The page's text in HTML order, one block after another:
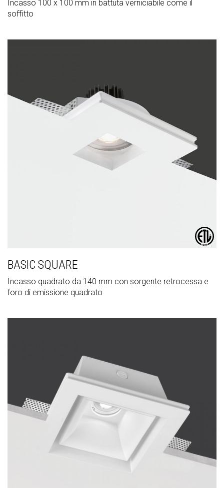
Incasso 100 x 100 mm in battuta verniciabile come il
soffitto
BASIC SQUARE
Incasso quadrato da 140 mm con sorgente retrocessa e
foro di emissione quadrato